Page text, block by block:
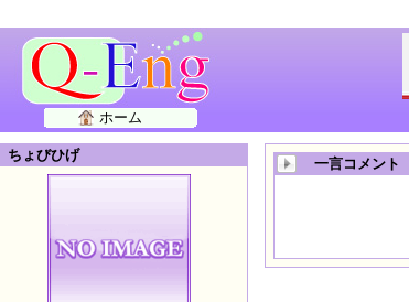
ホーム
ちょびひげ
一言コメント